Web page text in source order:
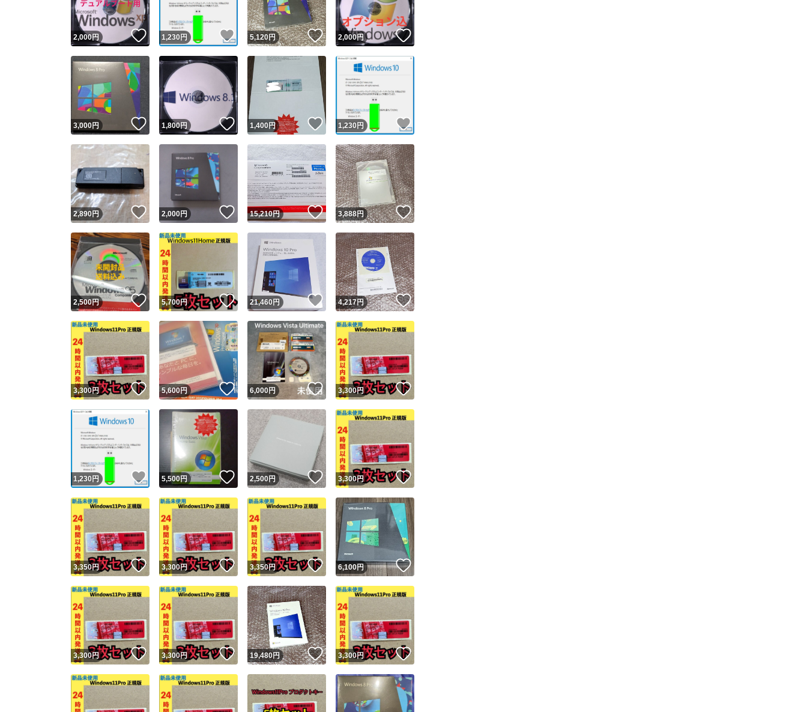
スピード＆安心発送
このユーザーは高頻度で24時間以内＆設定した発送日数内に発送してい
ます
スピード発送 このユーザーは高頻度で24時間以内に発送しています
安心発送 このユーザーは設定した発送日数内に発送しています
2,000円 いいね！
1,230 円 いいね！
5,120円 いいね！
2,000円
3,000円 いいね！
1,800円 いいね！
1,400円 いいね！
1,230 円
2,890円 いいね！
2,000円 いいね！
15,210円 いいね！
3,888円 いいね！
2,500円 いいね！
5,700円 いいね！
21,460円 いいね！
4,217円 いいね！
3,300円 いいね！
5,600円 いいね！
6,000円 いいね！
3,300円
1,230 円 いいね！
5,500円 いいね！
2,500円 いいね！
3,300円
3,350円 いいね！
3,300円 いいね！
3,350円 いいね！
6,100円 いいね！
3,300円 いいね！
3,300円 いいね！
19,480円 いいね！
3,300円